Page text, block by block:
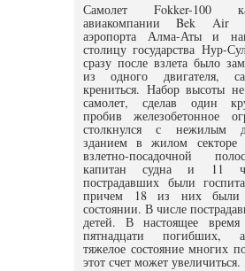
Самолет Fokker-100
авиакомпании Bek Air
аэропорта Алма-Аты и
столицу государства Нур-
сразу после взлета было
из одного двигателя,
крениться. Набор высоты
самолет, сделав один
пробив железобетонное
столкнулся с нежилым
зданием в жилом секторе
взлетно-посадочной
капитан судна и 11
пострадавших были
причем 18 из них были
состоянии. В числе
детей. В настоящее
пятнадцати погибших,
тяжелое состояние многих
этот счет может увеличиться.